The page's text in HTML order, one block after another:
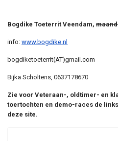
Bogdike Toeterrit Veendam,
info: www.bogdike.nl
bogdiketoeterrit(AT)gmail.com
Bijka Scholtens, 0637178670
Zie voor Veteraan-, oldtimer- en
toertochten en demo-races de
deze site.